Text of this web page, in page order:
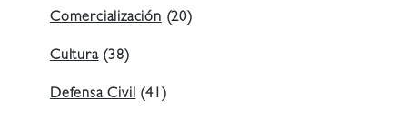
Comercialización(20)
Cultura(38)
Defensa Civil(41)